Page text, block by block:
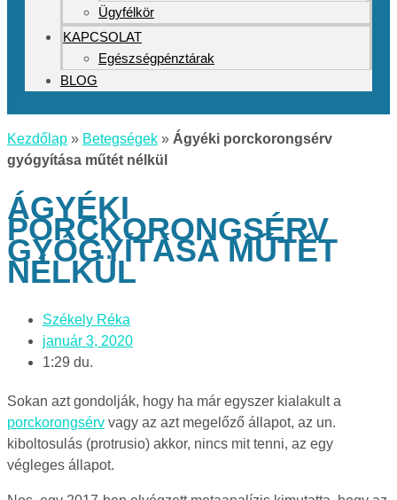
Ügyfélkör
KAPCSOLAT
Egészségpénztárak
BLOG
Kezdőlap » Betegségek » Ágyéki porckorongsérv
gyógyítása műtét nélkül
ÁGYÉKI
PORCKORONGSÉRV
GYÓGYÍTÁSA MŰTÉT
NÉLKÜL
Székely Réka
január 3, 2020
1:29 du.
Sokan azt gondolják, hogy ha már egyszer kialakult a
porckorongsérv vagy az azt megelőző állapot, az un.
kiboltosulás (protrusio) akkor, nincs mit tenni, az egy
végleges állapot.